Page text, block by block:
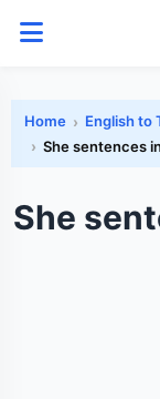
Home
English to
She sentences
She